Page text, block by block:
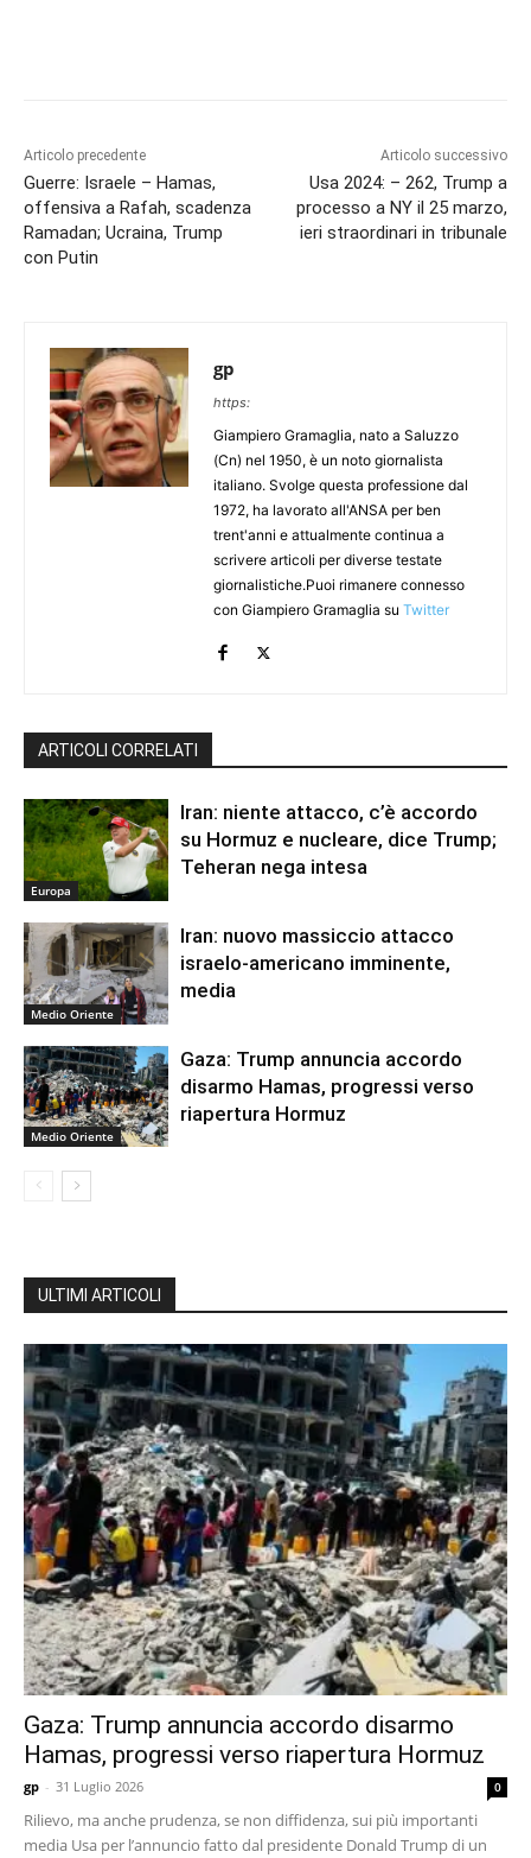
Articolo precedente
Guerre: Israele – Hamas,
offensiva a Rafah, scadenza
Ramadan; Ucraina, Trump
con Putin
Articolo successivo
Usa 2024: – 262, Trump a
processo a NY il 25 marzo,
ieri straordinari in tribunale
gp
https:
Giampiero Gramaglia, nato a Saluzzo
(Cn) nel 1950, è un noto giornalista
italiano. Svolge questa professione dal
1972, ha lavorato all'ANSA per ben
trent'anni e attualmente continua a
scrivere articoli per diverse testate
giornalistiche.Puoi rimanere connesso
con Giampiero Gramaglia su Twitter
ARTICOLI CORRELATI
Europa
Iran: niente attacco, c’è accordo
su Hormuz e nucleare, dice Trump;
Teheran nega intesa
Medio Oriente
Iran: nuovo massiccio attacco
israelo-americano imminente,
media
Medio Oriente
Gaza: Trump annuncia accordo
disarmo Hamas, progressi verso
riapertura Hormuz
ULTIMI ARTICOLI
Gaza: Trump annuncia accordo disarmo
Hamas, progressi verso riapertura Hormuz
gp - 31 Luglio 2026 0
Rilievo, ma anche prudenza, se non diffidenza, sui più importanti
media Usa per l’annuncio fatto dal presidente Donald Trump di un